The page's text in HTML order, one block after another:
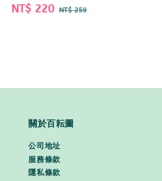
Sale
NT$ 220 Regular
NT$ 259
關於百耘圖
公司地址
服務條款
隱私條款